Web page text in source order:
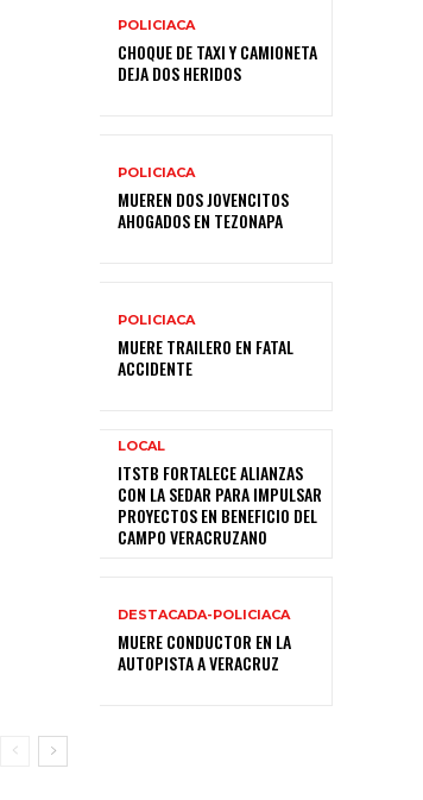
POLICIACA
CHOQUE DE TAXI Y CAMIONETA
DEJA DOS HERIDOS
POLICIACA
MUEREN DOS JOVENCITOS
AHOGADOS EN TEZONAPA
POLICIACA
MUERE TRAILERO EN FATAL
ACCIDENTE
LOCAL
ITSTB FORTALECE ALIANZAS
CON LA SEDAR PARA IMPULSAR
PROYECTOS EN BENEFICIO DEL
CAMPO VERACRUZANO
DESTACADA-POLICIACA
MUERE CONDUCTOR EN LA
AUTOPISTA A VERACRUZ